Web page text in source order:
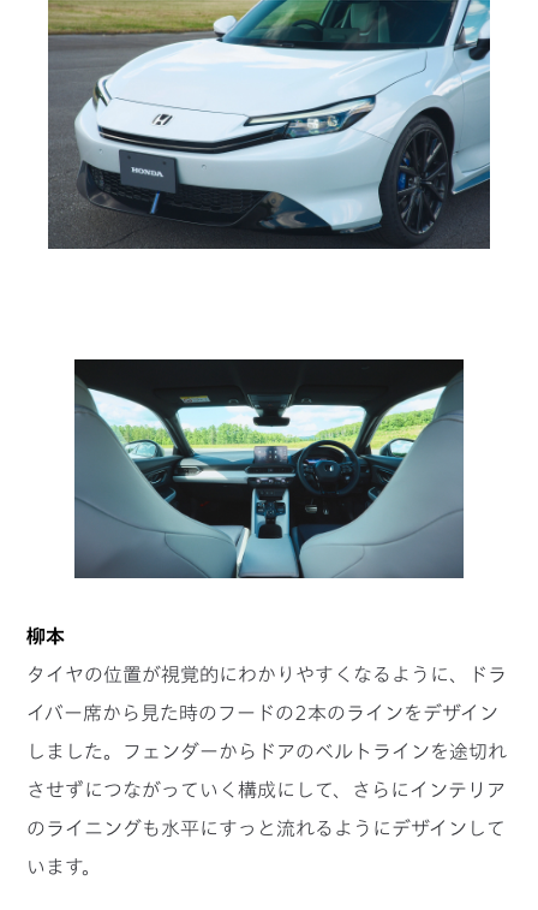
柳本
タイヤの位置が視覚的にわかりやすくなるように、ドラ
イバー席から見た時のフードの2本のラインをデザイン
しました。フェンダーからドアのベルトラインを途切れ
させずにつながっていく構成にして、さらにインテリア
のライニングも水平にすっと流れるようにデザインして
います。